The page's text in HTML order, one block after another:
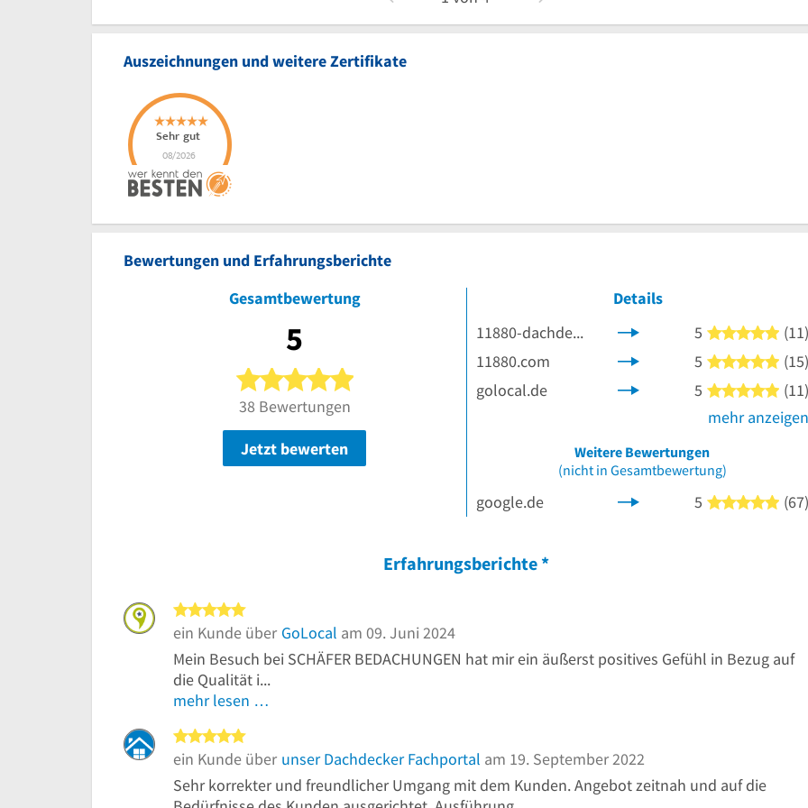
Auszeichnungen und weitere Zertifikate
Bewertungen und Erfahrungsberichte
Gesamtbewertung
5
5 von 5 Sternen
38 Bewertungen
Jetzt bewerten
Details
11880-dachdecker.com
5 5(11)
11880.com
5 5(15)
golocal.de
5 5(11)
mehr anzeigen
Weitere Bewertungen
(nicht in Gesamtbewertung)
google.de 5 5(67)
Erfahrungsberichte *
ein Kunde über GoLocal am 09. Juni 2024
Mein Besuch bei SCHÄFER BEDACHUNGEN hat mir ein äußerst positives Gefühl in Bezug auf
die Qualität i...
mehr lesen …
ein Kunde über unser Dachdecker Fachportal am 19. September 2022
Sehr korrekter und freundlicher Umgang mit dem Kunden. Angebot zeitnah und auf die